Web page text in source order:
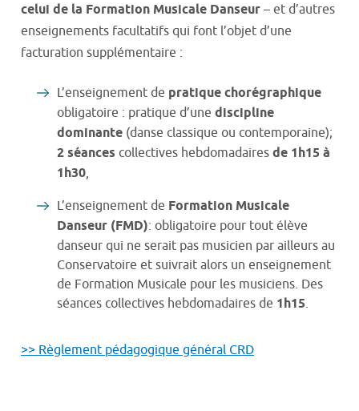
celui de la Formation Musicale Danseur – et d’autres
enseignements facultatifs qui font l’objet d’une
facturation supplémentaire :
L’enseignement de pratique chorégraphique
obligatoire : pratique d’une discipline
dominante (danse classique ou contemporaine);
2 séances collectives hebdomadaires de 1h15 à
1h30,
L’enseignement de Formation Musicale
Danseur (FMD): obligatoire pour tout élève
danseur qui ne serait pas musicien par ailleurs au
Conservatoire et suivrait alors un enseignement
de Formation Musicale pour les musiciens. Des
séances collectives hebdomadaires de 1h15.
>> Règlement pédagogique général CRD